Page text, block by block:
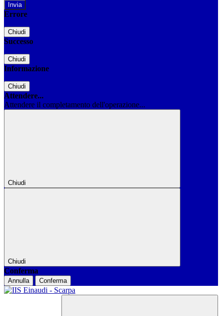
Errore
Chiudi
Successo
Chiudi
Informazione
Chiudi
Attendere...
Attendere il completamento dell'operazione...
Chiudi
Chiudi
Conferma
Annulla Conferma